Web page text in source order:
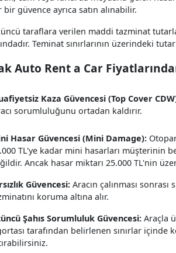
bir güvence ayrıca satın alınabilir.
taraflara verilen maddi tazminat
Teminat sınırlarının üzerindeki
Auto Rent a Car
Kaza Güvencesi (Top Cover
sorumluluğunu ortadan kaldırır.
Hasar Güvencesi (Mini Damage):
TL'ye kadar mini hasarları müşterinin
Ancak hasar miktarı 25.000 TL'nin
Güvencesi: Aracın çalınması
koruma altına alır.
Şahıs Sorumluluk Güvencesi: Araçla
tarafından belirlenen sınırlar içinde